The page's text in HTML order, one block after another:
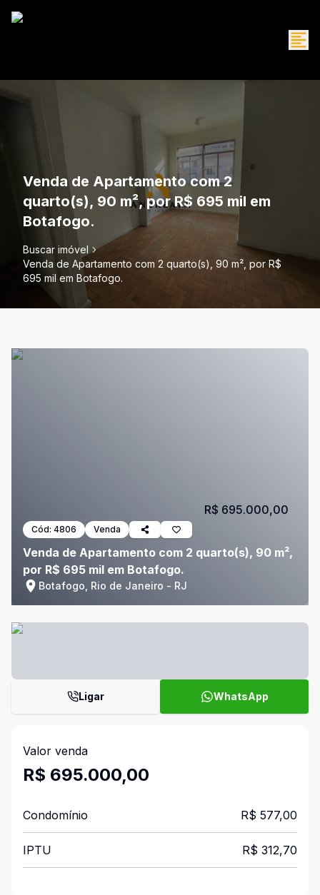
Venda de Apartamento com 2
quarto(s), 90 m², por R$ 695 mil em
Botafogo.
Buscar imóvel
Venda de Apartamento com 2 quarto(s), 90 m², por R$
695 mil em Botafogo.
Cód: 4806 Venda
Venda de Apartamento com 2 quarto(s), 90 m²,
por R$ 695 mil em Botafogo.
Botafogo, Rio de Janeiro - RJ
R$ 695.000,00
Ligar WhatsApp
Valor venda
R$ 695.000,00
Condomínio R$ 577,00
IPTU R$ 312,70